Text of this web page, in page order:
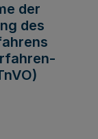
der
des